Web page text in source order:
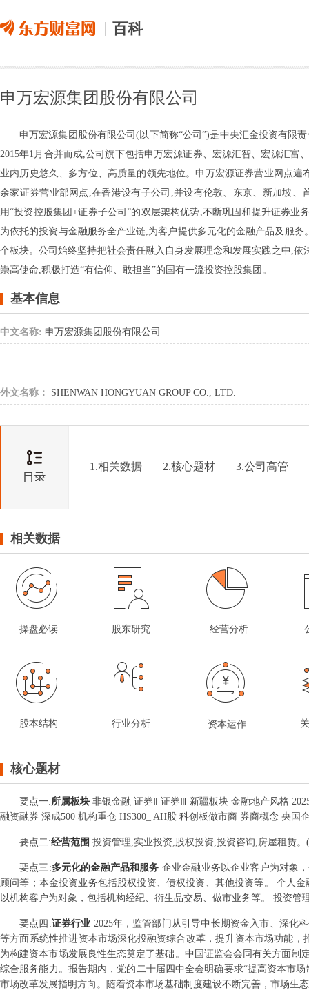
百科
申万宏源集团股份有限公司
申万宏源集团股份有限公司(以下简称“公司”)是中央汇金投资有限
2015年1月合并而成,公司旗下包括申万宏源证券、宏源汇智、宏源汇
业内历史悠久、多方位、高质量的领先地位。申万宏源证券营业网点
余家证券营业部网点,在香港设有子公司,并设有伦敦、东京、新加坡
用“投资控股集团+证券子公司”的双层架构优势,不断巩固和提升证券
为依托的投资与金融服务全产业链,为客户提供多元化的金融产品及服
个板块。公司始终坚持把社会责任融入自身发展理念和发展实践之中,
崇高使命,积极打造“有信仰、敢担当”的国有一流投资控股集团。
基本信息
中文名称: 申万宏源集团股份有限公司
外文名称： SHENWAN HONGYUAN GROUP CO., LTD.
1.相关数据 2.核心题材 3.公司高管
相关数据
操盘必读 股东研究 经营分析
股本结构 行业分析 资本运作
核心题材
要点一:所属板块非银金融 证券Ⅱ 证券Ⅲ 新疆板块 金融地产风格
融资融券 深成500 机构重仓 HS300_ AH股 科创板做市商 券商概念 央国
要点二:经营范围 投资管理,实业投资,股权投资,投资咨询,房屋租赁
要点三 :多元化的金融产品和服务 企业金融业务以企业客户为对象
顾问等；本金投资业务包括股权投资、债权投资、其他投资等。 个人
以机构客户为对象，包括机构经纪、衍生品交易、做市业务等。 投资
要点 四 :证券行业 2025年，监管部门从引导中长期资金入市、深化
等方面系统性推进资本市场深化投融资综合改革，提升资本市场功能
为构建资本市场发展良性生态奠定了基础。中国证监会会同有关方面
综合服务能力。报告期内，党的二十届四中全会明确要求“提高资本市
市场改革发展指明方向。随着资本市场基础制度建设不断完善，市场生